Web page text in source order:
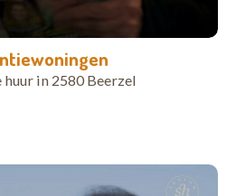
in 2580 Beerzel